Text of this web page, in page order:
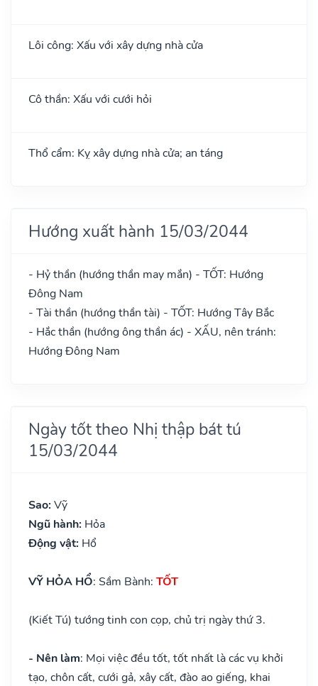
Lôi công: Xấu với xây dựng nhà cửa
Cô thần: Xấu với cưới hỏi
Thổ cẩm: Kỵ xây dựng nhà cửa; an táng
Hướng xuất hành 15/03/2044
- Hỷ thần (hướng thần may mắn) - TỐT: Hướng
Đông Nam
- Tài thần (hướng thần tài) - TỐT: Hướng Tây Bắc
- Hắc thần (hướng ông thần ác) - XẤU, nên tránh:
Hướng Đông Nam
Ngày tốt theo Nhị thập bát tú
15/03/2044
Sao: Vỹ
Ngũ hành: Hỏa
Động vật: Hổ
VỸ HỎA HỔ: Sầm Bành: TỐT
(Kiết Tú) tướng tinh con cọp, chủ trị ngày thứ 3.
- Nên làm: Mọi việc đều tốt, tốt nhất là các vụ khởi
tạo, chôn cất, cưới gả, xây cất, đào ao giếng, khai